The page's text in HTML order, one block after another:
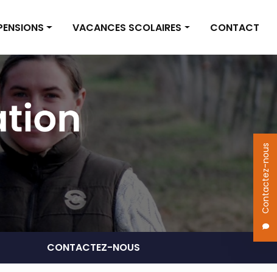
Contactez-nous
box
pré
pensions
VACANCES SCOLAIRES
Actualités
CONTACT
CONTACTEZ-NOUS